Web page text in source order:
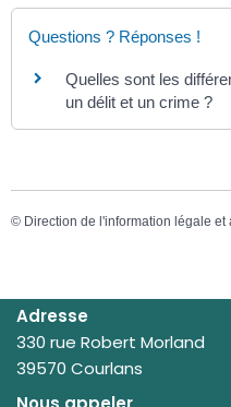
Questions ? Réponses !
Quelles sont les
un délit et un crime ?
© Direction de l'information légale et
Adresse
330 rue Robert Morland
39570 Courlans